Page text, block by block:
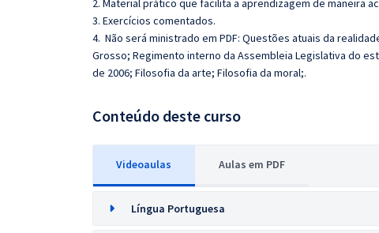
2. Material prático que facilita a aprendizagem de maneira
3. Exercícios comentados.
4. Não será ministrado em PDF: Questões atuais da
Grosso; Regimento interno da Assembleia Legislativa do
de 2006; Filosofia da arte; Filosofia da moral;.
Conteúdo deste curso
Videoaulas Aulas em PDF
Língua Portuguesa